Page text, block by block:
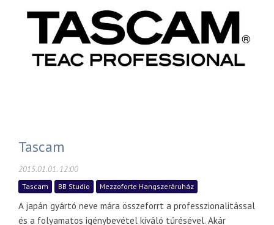
Tascam
2015.01.01. 12:00
Tascam BB Studio Mezzoforte Hangszeráruház
A japán gyártó neve mára összeforrt a professzionalitással
és a folyamatos igénybevétel kiváló tűrésével. Akár